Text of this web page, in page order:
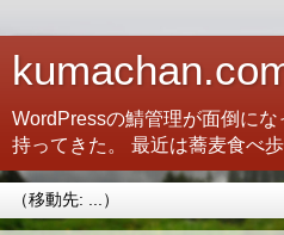
WordPressの鯖管理が面倒に
持ってきた。 最近は蕎麦食べ